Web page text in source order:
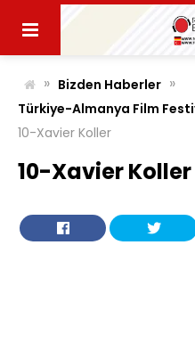
content
» Bizden Haberler »
Türkiye-Almanya Film
10-Xavier Koller
10-Xavier Koller